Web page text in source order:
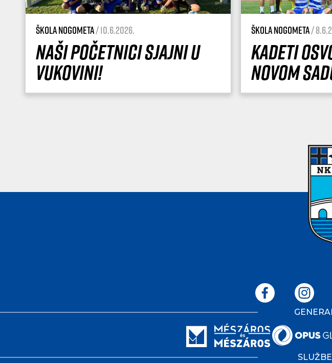
Škola nogometa/ 10.6.2026.
Naši početnici sjajni u
Vukovini!
Škola nogometa/
Kadeti
Novom